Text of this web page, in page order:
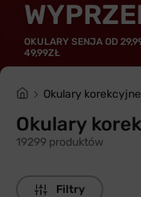
OKULARY SENJA OD
49,99ZŁ
Okulary korekcyjne
Okulary
19299 produktów
Filtry